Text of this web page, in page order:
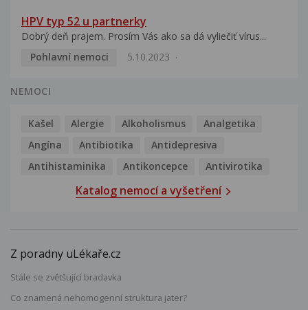
HPV typ 52 u partnerky
Dobrý deň prajem. Prosím Vás ako sa dá vyliečiť vírus...
Pohlavní nemoci
5.10.2023
NEMOCI
Kašel Alergie Alkoholismus
Analgetika
Angína
Antibiotika
Antidepresiva
Antihistaminika
Antikoncepce Antivirotika
Katalog nemocí a vyšetření
Z poradny uLékaře.cz
Stále se zvětšující bradavka
Co znamená nehomogenní struktura jater?